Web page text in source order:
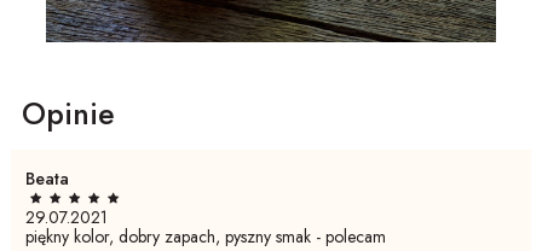
Opinie
Beata
29.07.2021
piękny kolor, dobry zapach, pyszny smak - polecam